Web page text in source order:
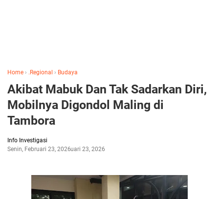
Home › .Regional › Budaya
Akibat Mabuk Dan Tak Sadarkan Diri,
Mobilnya Digondol Maling di
Tambora
Info Investigasi
Senin, Februari 23, 2026Februari 23, 2026